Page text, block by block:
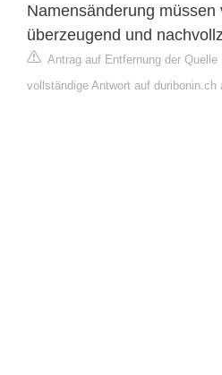
Namensänderung müssen
überzeugend und
Antrag auf Entfernung der Quelle
vollständige Antwort auf duribonin.ch